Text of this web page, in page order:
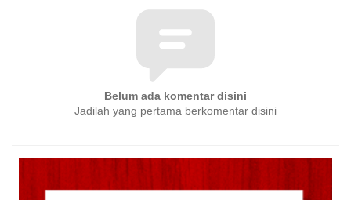
Belum ada komentar disini
Jadilah yang pertama berkomentar disini